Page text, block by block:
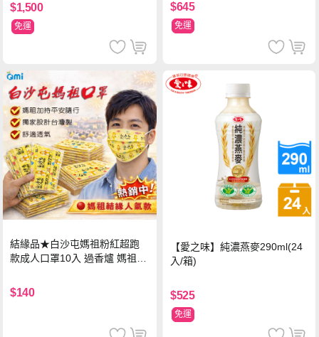
$1,500
免運
$645
免運
結緣品★白沙屯媽祖粉紅超跑
款成人口罩10入 過香爐 媽祖加
$140
【愛之味】純濃燕麥290ml(24
入/箱)
$525
免運